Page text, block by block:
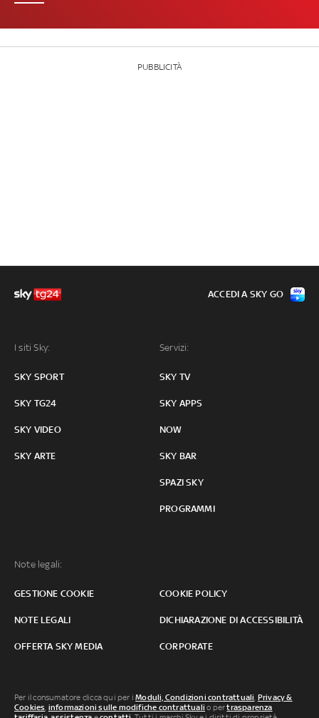
PUBBLICITÀ
I siti Sky:
SKY SPORT
SKY TG24
SKY VIDEO
SKY ARTE
Servizi:
SKY TV
SKY APPS
NOW
SKY BAR
SPAZI SKY
PROGRAMMI
Note legali:
GESTIONE COOKIE COOKIE POLICY
NOTE LEGALI DICHIARAZIONE DI ACCESSIBILITÀ
OFFERTA SKY MEDIA CORPORATE
ACCEDI A SKY GO
Per il consumatore clicca qui per iModuli, Condizioni contrattuali, Privacy &
Cookies, informazioni sulle modifiche contrattuali o pertrasparenza